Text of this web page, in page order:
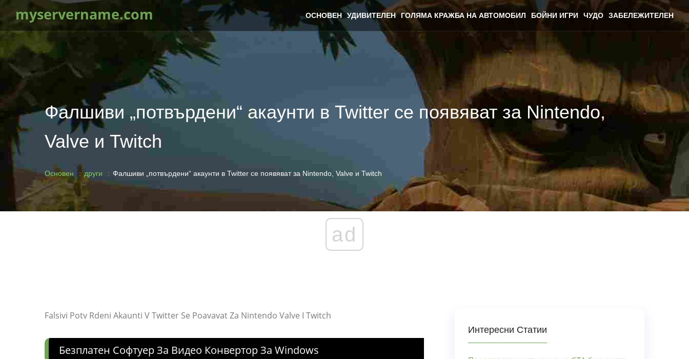
myservername.com ОСНОВЕН УДИВИТЕЛЕН ГОЛЯМА КРАЖБА НА АВТОМОБИЛ БОЙНИ ИГРИ ЧУДО ЗАБЕЛЕЖИТЕЛЕН
Фалшиви „потвърдени“ акаунти в Twitter се появяват за Nintendo,
Valve и Twitch
Основен други Фалшиви „потвърдени“ акаунти в Twitter се появяват за Nintendo, Valve и Twitch
ad
Falsivi Potv Rdeni Akaunti V Twitter Se Poavavat Za Nintendo Valve I Twitch
Безплатен Софтуер За Видео Конвертор За Windows
Интересни Статии